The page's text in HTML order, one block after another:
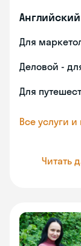
Для
Деловой -
Для
Все услуги
Читать